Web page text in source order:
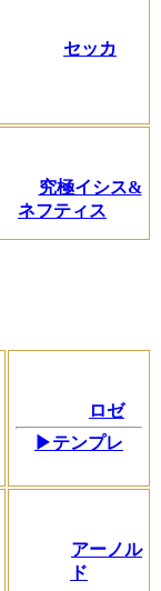
セッカ
究極イシス&
ネフティス
ロゼ
▶テンプレ
アーノル
ド